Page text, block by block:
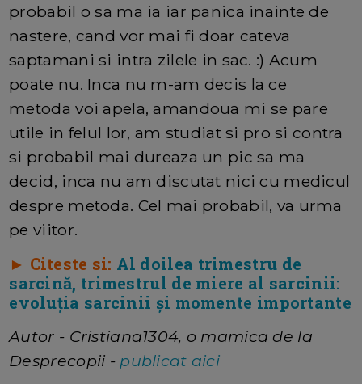
probabil o sa ma ia iar panica inainte de
nastere, cand vor mai fi doar cateva
saptamani si intra zilele in sac. :) Acum
poate nu. Inca nu m-am decis la ce
metoda voi apela, amandoua mi se pare
utile in felul lor, am studiat si pro si contra
si probabil mai dureaza un pic sa ma
decid, inca nu am discutat nici cu medicul
despre metoda. Cel mai probabil, va urma
pe viitor.
► Citeste si: Al doilea trimestru de
sarcină, trimestrul de miere al sarcinii:
evoluția sarcinii și momente importante
Autor - Cristiana1304, o mamica de la
Desprecopii - publicat aici